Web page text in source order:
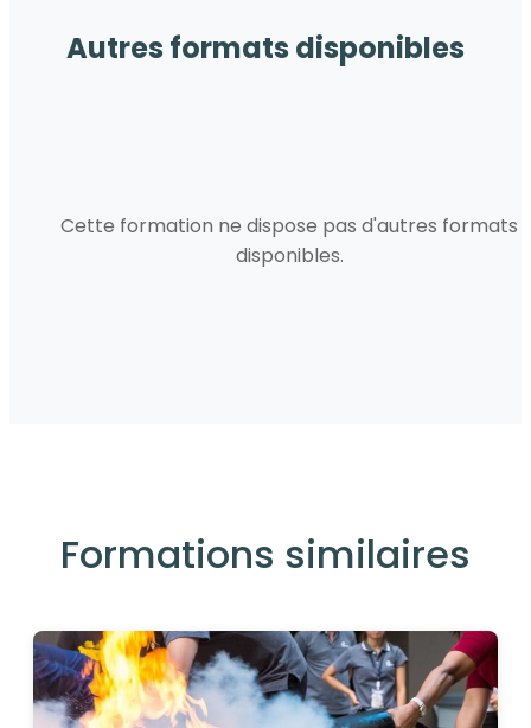
Autres formats disponibles
Cette formation ne dispose pas d'autres formats
disponibles.
Formations similaires